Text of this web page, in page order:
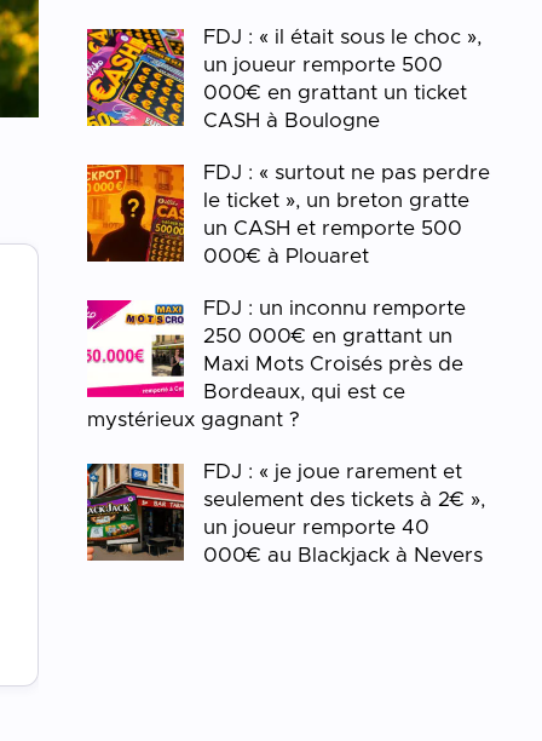
FDJ : « il était sous le choc »,
un joueur remporte 500
000€ en grattant un ticket
CASH à Boulogne
FDJ : « surtout ne pas perdre
le ticket », un breton gratte
un CASH et remporte 500
000€ à Plouaret
FDJ : un inconnu remporte
250 000€ en grattant un
Maxi Mots Croisés près de
Bordeaux, qui est ce
mystérieux gagnant ?
FDJ : « je joue rarement et
seulement des tickets à 2€ »,
un joueur remporte 40
000€ au Blackjack à Nevers